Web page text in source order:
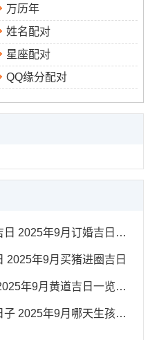
应手持内装钱币的红包、
入~随后家人方可依次进
祥的物品，如新碗筷、被
稳 忌上有横梁压顶，也不
新家开灶，煮些汤圆、甜
活团圆美满，人丁兴旺。
仪式,无疑能为新家奠定良
居乐业、财丁两旺的美好
万历年
姓名配对
星座配对
QQ缘分配对
年9月订婚吉日有哪几天
2025年9月买猪进圈吉日
9月黄道吉日一览表大全
年9月哪天生孩子比较好